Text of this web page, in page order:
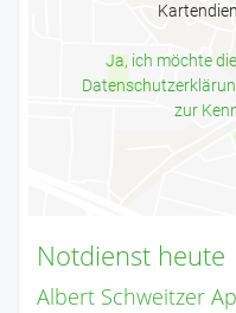
Ja, ich möchte
zur
Notdienst heute
Albert Schweitzer